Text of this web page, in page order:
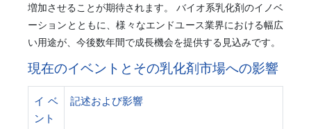
増加させることが期待されます。 バイオ系乳化剤のイノベ
ーションとともに、様々なエンドユース業界における幅広
い用途が、今後数年間で成長機会を提供する見込みです。
現在のイベントとその乳化剤市場への影響
イベ
ント
記述および影響